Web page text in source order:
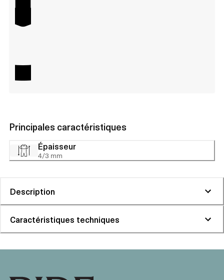
Principales caractéristiques
Épaisseur
4/3 mm
Description
Caractéristiques techniques